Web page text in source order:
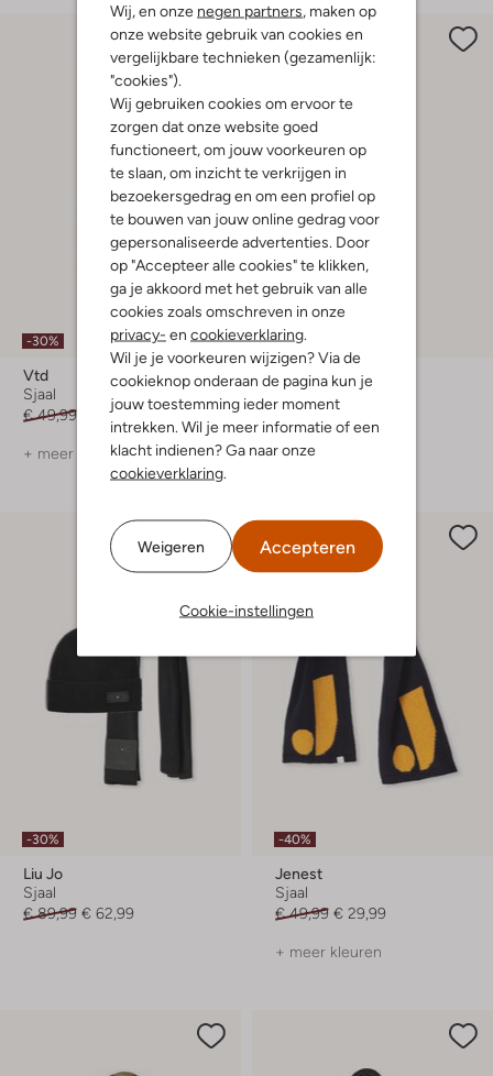
Wij, en onze negen partners, maken op
onze website gebruik van cookies en
vergelijkbare technieken (gezamenlijk:
"cookies").
Wij gebruiken cookies om ervoor te
zorgen dat onze website goed
functioneert, om jouw voorkeuren op
te slaan, om inzicht te verkrijgen in
bezoekersgedrag en om een profiel op
te bouwen van jouw online gedrag voor
gepersonaliseerde advertenties. Door
op "Accepteer alle cookies" te klikken,
ga je akkoord met het gebruik van alle
cookies zoals omschreven in onze
privacy- en cookieverklaring.
Wil je je voorkeuren wijzigen? Via de
cookieknop onderaan de pagina kun je
jouw toestemming ieder moment
intrekken. Wil je meer informatie of een
klacht indienen? Ga naar onze
cookieverklaring.
Weigeren Accepteren
Cookie-instellingen
-30%
Vtd
Sjaal
€ 49,99
€ 34,99
+ meer kleuren
-30%
Vtd
Sjaal
€ 49,99 € 34,99
+ meer kleuren
-30%
Liu Jo
Sjaal
€ 89,99 € 62,99
-40%
Jenest
Sjaal
€ 49,99 € 29,99
+ meer kleuren